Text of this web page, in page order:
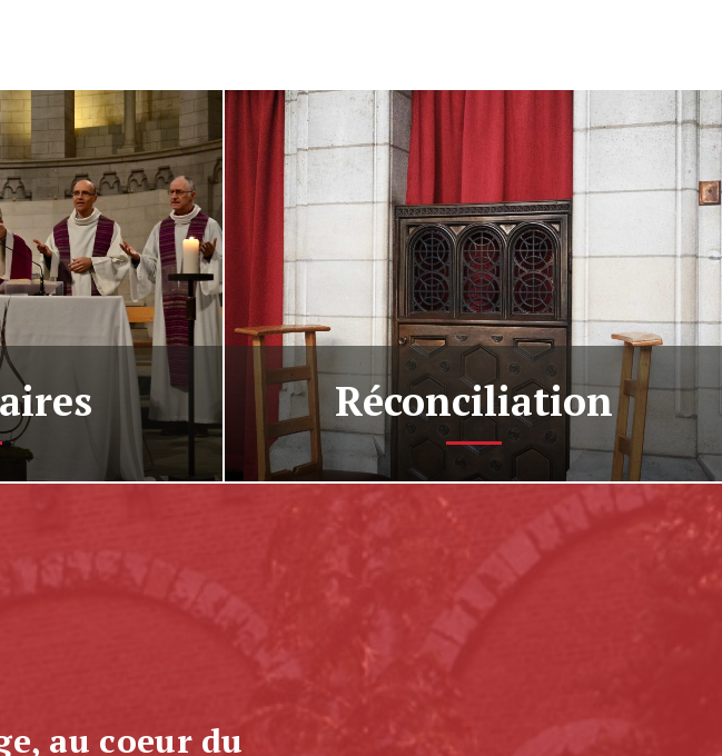
Réconciliation
tout le